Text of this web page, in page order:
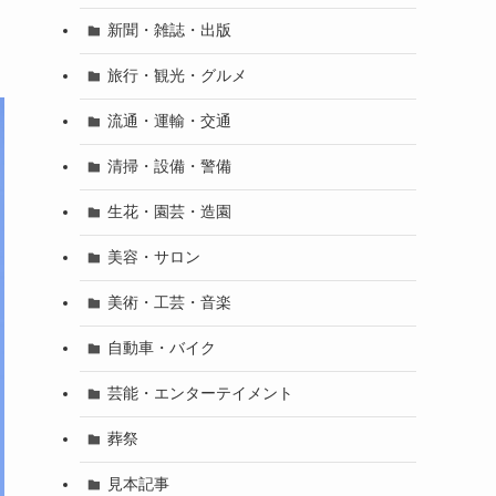
新聞・雑誌・出版
旅行・観光・グルメ
流通・運輸・交通
清掃・設備・警備
生花・園芸・造園
美容・サロン
美術・工芸・音楽
自動車・バイク
芸能・エンターテイメント
葬祭
見本記事